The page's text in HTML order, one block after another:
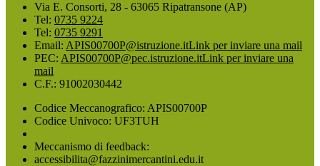
Via E. Consorti, 28 - 63065 Ripatransone (AP)
Tel: 0735 9224
Tel: 0735 9291
Email: APIS00700P@istruzione.itLink per inviare una mail
PEC: APIS00700P@pec.istruzione.itLink per inviare una
mail
C.F.: 91002030442
Codice Meccanografico: APIS00700P
Codice Univoco: UF3TUH
Meccanismo di feedback:
accessibilita@fazzinimercantini.edu.it